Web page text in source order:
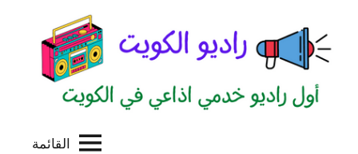
المحتوى
القائمة